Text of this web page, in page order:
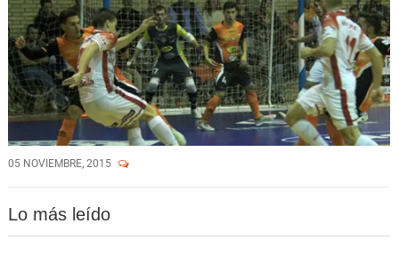
05 NOVIEMBRE, 2015
Lo más leído